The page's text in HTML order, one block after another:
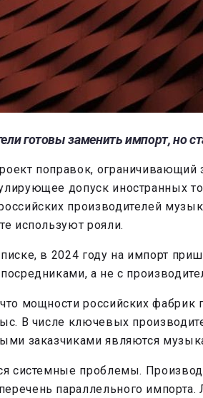
готовы заменить импорт, но
поправок,
допуск иностранных
производителей
используют рояли.
в 2024 году на импорт
а не с
мощности российских
В числе ключевых
заказчиками являются
системные проблемы.
параллельного импорта.